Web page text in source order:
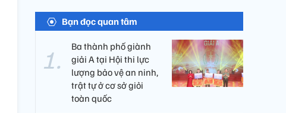
Bạn đọc quan tâm
Ba thành phố giành
giải A tại Hội thi lực
lượng bảo vệ an ninh,
trật tự ở cơ sở giỏi
toàn quốc